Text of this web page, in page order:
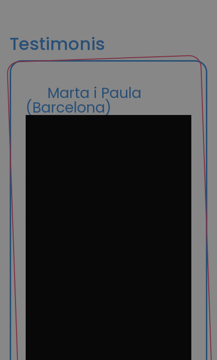
Testimonis
Marta i Paula
(Barcelona)